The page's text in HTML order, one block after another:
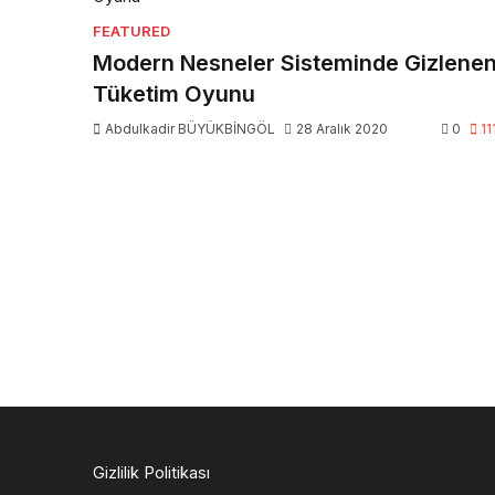
FEATURED
Modern Nesneler Sisteminde
Tüketim Oyunu
Abdulkadir BÜYÜKBİNGÖL 28 Aralık 2020 0
Gizlilik Politikası